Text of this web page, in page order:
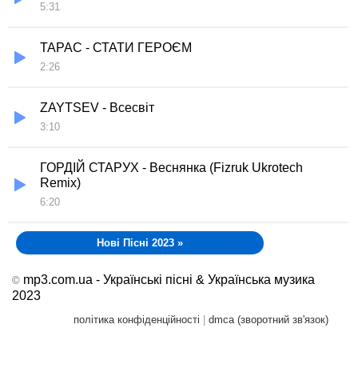
5:31
ТАРАС - СТАТИ ГЕРОЄМ
2:26
ZAYTSEV - Всесвіт
3:10
ГОРДІЙ СТАРУХ - Веснянка (Fizruk Ukrotech
Remix)
6:20
Нові Пісні 2023 »
© mp3.com.ua - Українські пісні & Українська музика
2023
політика конфіденційності dmca (зворотний зв'язок)